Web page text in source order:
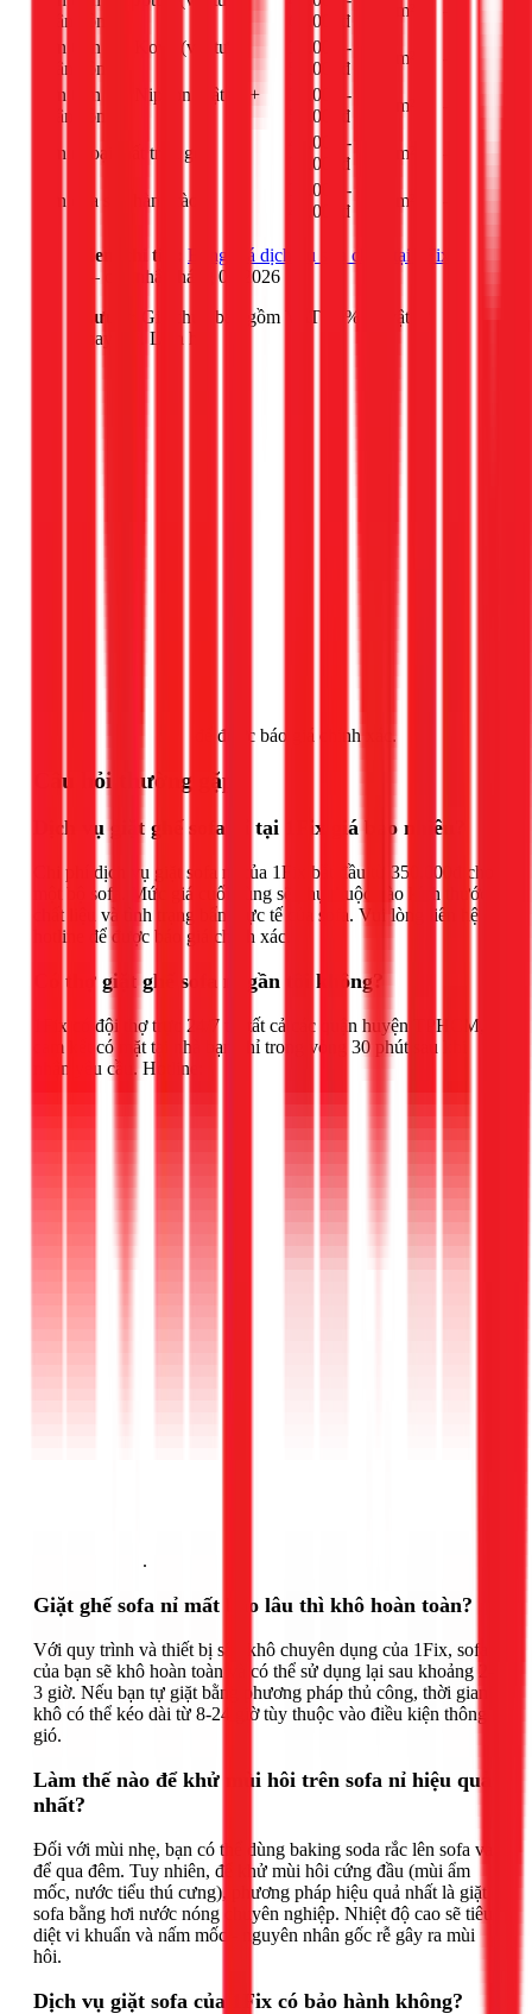
nhân công)
60.000đ
m²
Sơn trọn gói Kova (vật tư +
nhân công)
35.000 -
55.000đ
m²
Sơn trọn gói Nippon (vật tư +
nhân công)
30.000 -
50.000đ
m²
Sơn ngoại thất trọn gói
40.000 -
75.000đ
m²
Sơn cửa sắt, hàng rào
30.000 -
45.000đ
m²
Xem chi tiết:
Bảng giá dịch vụ sửa chữa tại 1Fix
— cập nhật tháng 03/2026
Lưu ý:
Giá chưa bao gồm VAT 10% và vật tư
thay thế. Liên hệ
để được báo giá chính xác.
Câu hỏi thường gặp
Dịch vụ giặt ghế sofa nỉ tại 1Fix giá bao nhiêu?
Chi phí dịch vụ giặt sofa nỉ của 1Fix bắt đầu từ 350.000đ cho
một bộ sofa. Mức giá cuối cùng sẽ phụ thuộc vào kích thước,
chất liệu và tình trạng bẩn thực tế của sofa. Vui lòng liên hệ
hotline để được báo giá chính xác.
Có thợ giặt ghế sofa nỉ gần tôi không?
1Fix có đội thợ trực 24/7 tại tất cả các quận huyện TPHCM,
cam kết có mặt tại nhà bạn chỉ trong vòng 30 phút sau khi
nhận yêu cầu. Hotline:
.
Giặt ghế sofa nỉ mất bao lâu thì khô hoàn toàn?
Với quy trình và thiết bị sấy khô chuyên dụng của 1Fix, sofa
của bạn sẽ khô hoàn toàn và có thể sử dụng lại sau khoảng 2-
3 giờ. Nếu bạn tự giặt bằng phương pháp thủ công, thời gian
khô có thể kéo dài từ 8-24 giờ tùy thuộc vào điều kiện thông
gió.
Làm thế nào để khử mùi hôi trên sofa nỉ hiệu quả
nhất?
Đối với mùi nhẹ, bạn có thể dùng baking soda rắc lên sofa và
để qua đêm. Tuy nhiên, để khử mùi hôi cứng đầu (mùi ẩm
mốc, nước tiểu thú cưng), phương pháp hiệu quả nhất là giặt
sofa bằng hơi nước nóng chuyên nghiệp. Nhiệt độ cao sẽ tiêu
diệt vi khuẩn và nấm mốc - nguyên nhân gốc rễ gây ra mùi
hôi.
Dịch vụ giặt sofa của 1Fix có bảo hành không?